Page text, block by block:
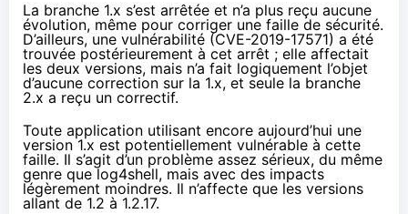
La branche 1.x s’est arrêtée et n’a plus reçu aucune
évolution, même pour corriger une faille de sécurité.
D’ailleurs, une vulnérabilité (CVE-2019-17571) a été
trouvée postérieurement à cet arrêt ; elle affectait
les deux versions, mais n’a fait logiquement l’objet
d’aucune correction sur la 1.x, et seule la branche
2.x a reçu un correctif.
Toute application utilisant encore aujourd’hui une
version 1.x est potentiellement vulnérable à cette
faille. Il s’agit d’un problème assez sérieux, du même
genre que log4shell, mais avec des impacts
légèrement moindres. Il n’affecte que les versions
allant de 1.2 à 1.2.17.